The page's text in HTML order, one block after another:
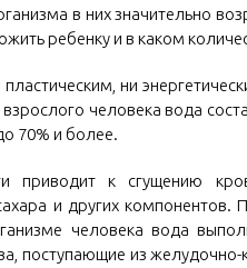
в них значительно
ребенку и в каком
ни
человека вода
70% и более.
приводит к сгущению
и других компонентов.
человека вода
поступающие из желудочно-